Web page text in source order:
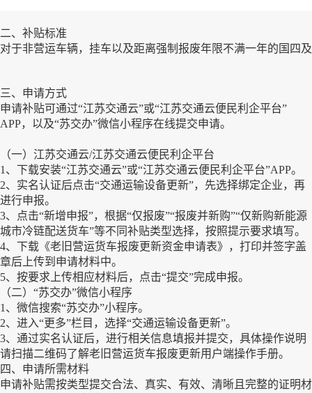
二、补贴标准
对于非营运车辆，挂车以及距离强制报废年限不满一年的国四
三、申请方式
申请补贴可通过“江苏交通云”或“江苏交通云便民利企平台”
APP，以及“苏交办”微信小程序在线提交申请。
（一）江苏交通云/江苏交通云便民利企平台
1、下载安装“江苏交通云”或“江苏交通云便民利企平台”APP。
2、实名认证后点击“交通运输设备更新”，先选择绑定企业，再
进行申报。
3、点击“新增申报”，根据“仅报废”“报废并新购”“仅新购新能源
城市冷链配送货车”等不同补贴类型选择，按照提示要求填写。
4、下载《老旧营运货车报废更新资金申请表》，打印并签字盖
章后上传到申请材料中。
5、按要求上传相应材料后，点击“提交”完成申报。
（二）“苏交办”微信小程序
1、微信搜索“苏交办”小程序。
2、进入“更多”栏目，选择“交通运输设备更新”。
3、通过实名认证后，进行相关信息填报并提交，具体操作说明
请扫描二维码了解老旧营运货车报废更新用户端操作手册。
四、申请所需材料
申请补贴需按类型提交合法、真实、有效、清晰且完整的证明材